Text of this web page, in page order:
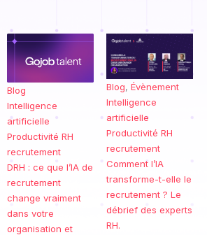
Blog
Intelligence
artificielle
Productivité RH
recrutement
DRH : ce que l’IA de
recrutement
change vraiment
dans votre
organisation et
Blog, Évènement
Intelligence
artificielle
Productivité RH
recrutement
Comment l’IA
transforme-t-elle le
recrutement ? Le
débrief des experts
RH.